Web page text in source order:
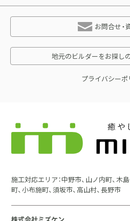
お問合せ・
地元のビルダーをお探し
プライバシーポ
施工対応エリア：中野市、山ノ内町、木
町、小布施町、須坂市、高山村、長野市